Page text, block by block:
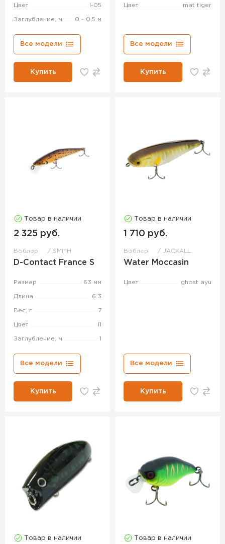
Цвет l-05
Заглубление, м 0 - 0,5 м
Все модели
Купить
Цвет mat tiger
Все модели
Купить
Товар в наличии
2 325 руб.
Воблер SMITH
D-Contact France S
Размер 63 мм
Длина 6.3
Вес, г 7
Цвет l1
Заглубление, м 1
Все модели
Купить
Товар в наличии
1 710 руб.
Воблер JACKALL
Water Moccasin
Цвет ghost ayu
Все модели
Купить
Товар в наличии Товар в наличии